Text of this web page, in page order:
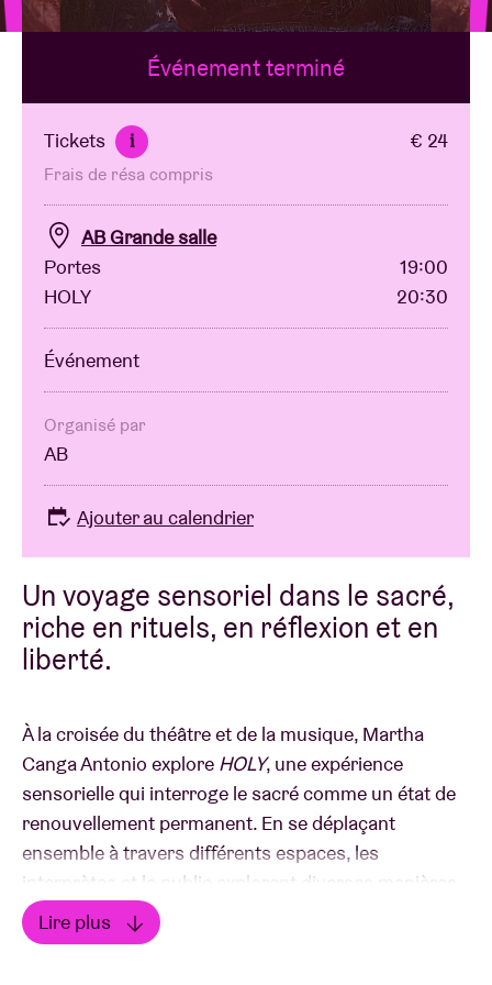
Location de salles
BRDCST
ABtv
Chèque-concert
À propos de l'AB
Contact
Un voyage sensoriel dans le sacré,
riche en rituels, en réflexion et en
liberté.
À la croisée du théâtre et de la musique, Martha
Canga Antonio explore HOLY, une expérience
sensorielle qui interroge le sacré comme un état de
renouvellement permanent. En se déplaçant
ensemble à travers différents espaces, les
interprètes et le public explorent diverses manières
d’être ensemble.
ni tout à fait un spectacle, mais crée un espace à la
Lire plus
Événement terminé
Tickets i € 24
Frais de résa compris
AB Grande salle
Portes
19:00
HOLY
20:30
Événement
Organisé par
AB
Ajouter au calendrier